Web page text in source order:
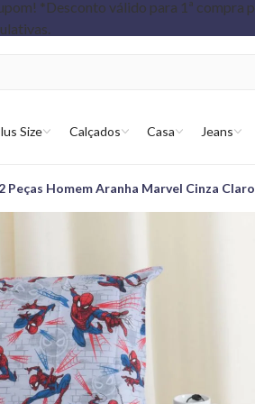
Size Calçados Casa Jeans
Peças Homem Aranha Marvel Cinza Claro